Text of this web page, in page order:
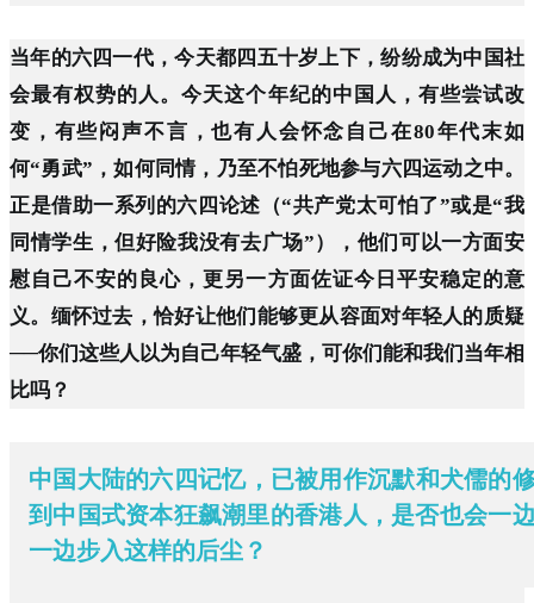
当年的六四一代，今天都四五十岁上下，纷纷成为中国社
会最有权势的人。今天这个年纪的中国人，有些尝试改
变，有些闷声不言，也有人会怀念自己在80年代末如
何“勇武”，如何同情，乃至不怕死地参与六四运动之中。
正是借助一系列的六四论述（“共产党太可怕了”或是“我
同情学生，但好险我没有去广场”），他们可以一方面安
慰自己不安的良心，更另一方面佐证今日平安稳定的意
义。缅怀过去，恰好让他们能够更从容面对年轻人的质疑
──你们这些人以为自己年轻气盛，可你们能和我们当年相
比吗？
中国大陆的六四记忆，已被用作沉默和犬儒的
到中国式资本狂飙潮里的香港人，是否也会一
一边步入这样的后尘？